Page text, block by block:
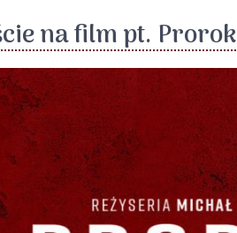
na film pt. Prorok